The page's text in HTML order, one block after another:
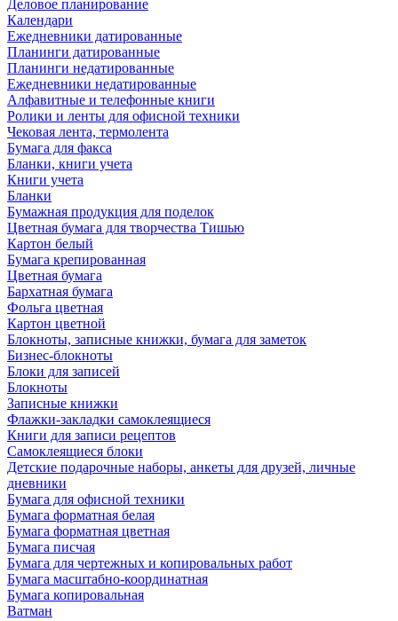
Деловое планирование
Календари
Ежедневники датированные
Планинги датированные
Планинги недатированные
Ежедневники недатированные
Алфавитные и телефонные книги
Ролики и ленты для офисной техники
Чековая лента, термолента
Бумага для факса
Бланки, книги учета
Книги учета
Бланки
Бумажная продукция для поделок
Цветная бумага для творчества Тишью
Картон белый
Бумага крепированная
Цветная бумага
Бархатная бумага
Фольга цветная
Картон цветной
Блокноты, записные книжки, бумага для заметок
Бизнес-блокноты
Блоки для записей
Блокноты
Записные книжки
Флажки-закладки самоклеящиеся
Книги для записи рецептов
Самоклеящиеся блоки
Детские подарочные наборы, анкеты для друзей, личные
дневники
Бумага для офисной техники
Бумага форматная белая
Бумага форматная цветная
Бумага писчая
Бумага для чертежных и копировальных работ
Бумага масштабно-координатная
Бумага копировальная
Ватман